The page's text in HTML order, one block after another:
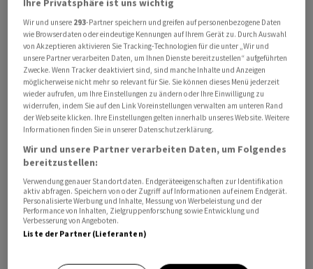
Zusammenhang überprüft, und wir streben eine
Sitzung ohne überflüssige Nebensächlichkeiten an»,
fügte er hinzu.
Beobachtern zufolge will der Iran in der Schweiz ein
Händeschütteln mit den US-Vertretern und Bilder von
der Zeremonie unbedingt vermeiden. In Teheran gelten
die USA weiterhin als verantwortlich für die Tötung des
obersten Führers Ali Chamenei am 28. Februar. Eine
vertretbar und könnte zu internen Konflikten mit
Hardlinern im Land führen.
US-Präsident Donald Trump hatte zudem beim G7-
Gipfel im französischen Évian eine früher als geplante
Wir und unsere 293-Partner speichern und greifen auf personenbezogene Daten
wie Browserdaten oder eindeutige Kennungen auf Ihrem Gerät zu. Durch Auswahl
von Akzeptieren aktivieren Sie Tracking-Technologien für die unter „Wir und
unsere Partner verarbeiten Daten, um Ihnen Dienste bereitzustellen“ aufgeführten
Zwecke. Wenn Tracker deaktiviert sind, sind manche Inhalte und Anzeigen
möglicherweise nicht mehr so relevant für Sie. Sie können dieses Menü jederzeit
wieder aufrufen, um Ihre Einstellungen zu ändern oder Ihre Einwilligung zu
widerrufen, indem Sie auf den Link Voreinstellungen verwalten am unteren Rand
der Webseite klicken. Ihre Einstellungen gelten innerhalb unseres Website. Weitere
Informationen finden Sie in unserer Datenschutzerklärung.
Wir und unsere Partner verarbeiten Daten, um Folgendes
bereitzustellen:
Verwendung genauer Standortdaten. Endgeräteeigenschaften zur Identifikation
aktiv abfragen. Speichern von oder Zugriff auf Informationen auf einem Endgerät.
Personalisierte Werbung und Inhalte, Messung von Werbeleistung und der
Performance von Inhalten, Zielgruppenforschung sowie Entwicklung und
Verbesserung von Angeboten.
Liste der Partner (Lieferanten)